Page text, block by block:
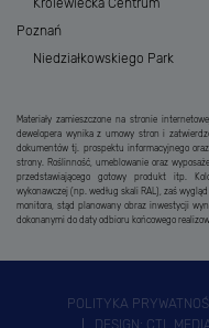
Poznań
Niedziałkowskiego Park
Materiały zamieszczone na stronie
dewelopera wynika z umowy stron i
dokumentów tj. prospektu informacyjnego
strony. Roślinność, umeblowanie oraz
przedstawiającego gotowy produkt itp.
wykonawczej (np. według skali RAL), zaś
monitora, stąd planowany obraz inwestycji
dokonanymi do daty odbioru końcowego
POLITYKA
DESIGN: CTL